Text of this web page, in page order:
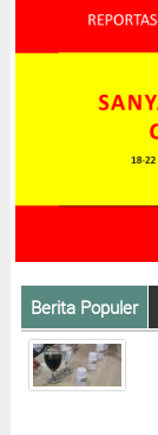
Berita Populer